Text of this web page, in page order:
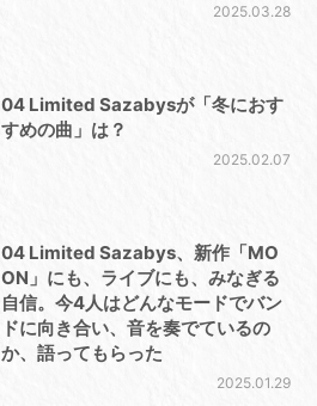
2025.03.28
04 Limited Sazabysが「冬におす
すめの曲」は？
2025.02.07
04 Limited Sazabys、新作「MO
ON」にも、ライブにも、みなぎる
自信。今4人はどんなモードでバン
ドに向き合い、音を奏でているの
か、語ってもらった
2025.01.29